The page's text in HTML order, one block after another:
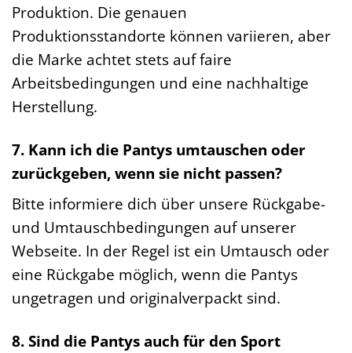
Produktion. Die genauen
Produktionsstandorte können variieren, aber
die Marke achtet stets auf faire
Arbeitsbedingungen und eine nachhaltige
Herstellung.
7. Kann ich die Pantys umtauschen oder
zurückgeben, wenn sie nicht passen?
Bitte informiere dich über unsere Rückgabe-
und Umtauschbedingungen auf unserer
Webseite. In der Regel ist ein Umtausch oder
eine Rückgabe möglich, wenn die Pantys
ungetragen und originalverpackt sind.
8. Sind die Pantys auch für den Sport